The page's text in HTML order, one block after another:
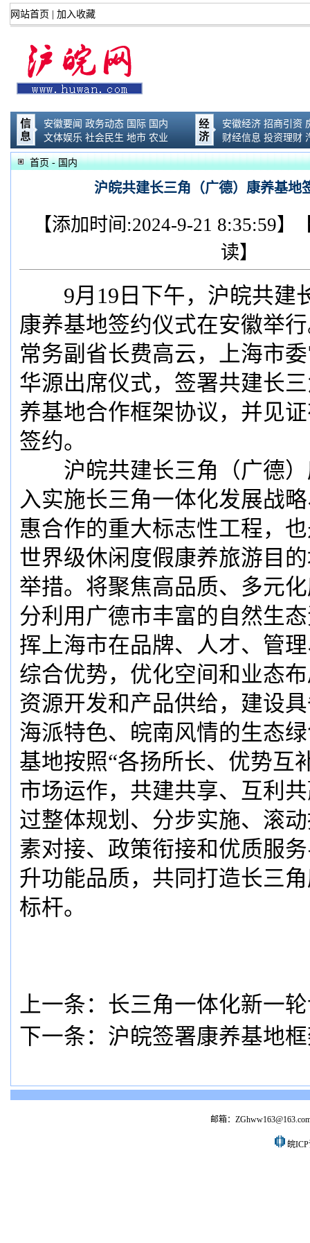
网站首页 加入收藏
安徽要闻 政务动态 国际 国内
文体娱乐 社会民生 地市 农业
安徽经济 招商引资
财经信息 投资理财
首页- 国内
沪皖共建长三角（广德）康养基地
【添加时间:2024-9-21 8:35:59】
读】
9月19日下午，沪皖共建
康养基地签约仪式在安徽举
常务副省长费高云，上海市
华源出席仪式，签署共建长
养基地合作框架协议，并见
签约。
沪皖共建长三角（广德）
入实施长三角一体化发展战
惠合作的重大标志性工程，
世界级休闲度假康养旅游目
举措。将聚焦高品质、多元
分利用广德市丰富的自然生
挥上海市在品牌、人才、管
综合优势，优化空间和业态
资源开发和产品供给，建设
海派特色、皖南风情的生态
基地按照“各扬所长、优势互
市场运作，共建共享、互利
过整体规划、分步实施、滚
素对接、政策衔接和优质服
升功能品质，共同打造长三
标杆。
上一条： 长三角一体化新一
下一条： 沪皖签署康养基地
邮箱：
皖